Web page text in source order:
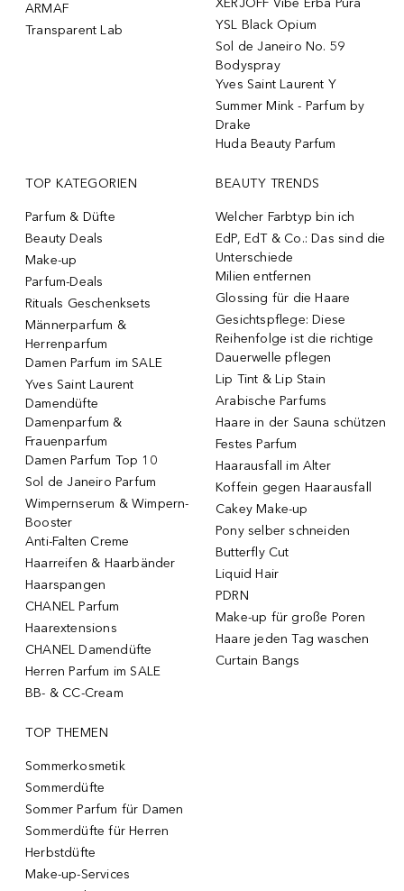
ARMAF
Transparent Lab
XERJOFF Vibe Erba Pura
YSL Black Opium
Sol de Janeiro No. 59
Bodyspray
Yves Saint Laurent Y
Summer Mink - Parfum by
Drake
Huda Beauty Parfum
TOP KATEGORIEN
Parfum & Düfte
Beauty Deals
Make-up
Parfum-Deals
Rituals Geschenksets
Männerparfum &
Herrenparfum
Damen Parfum im SALE
Yves Saint Laurent
Damendüfte
Damenparfum &
Frauenparfum
Damen Parfum Top 10
Sol de Janeiro Parfum
Wimpernserum & Wimpern-
Booster
Anti-Falten Creme
Haarreifen & Haarbänder
Haarspangen
CHANEL Parfum
Haarextensions
CHANEL Damendüfte
Herren Parfum im SALE
BB- & CC-Cream
BEAUTY TRENDS
Welcher Farbtyp bin ich
EdP, EdT & Co.: Das sind die
Unterschiede
Milien entfernen
Glossing für die Haare
Gesichtspflege: Diese
Reihenfolge ist die richtige
Dauerwelle pflegen
Lip Tint & Lip Stain
Arabische Parfums
Haare in der Sauna schützen
Festes Parfum
Haarausfall im Alter
Koffein gegen Haarausfall
Cakey Make-up
Pony selber schneiden
Butterfly Cut
Liquid Hair
PDRN
Make-up für große Poren
Haare jeden Tag waschen
Curtain Bangs
TOP THEMEN
Sommerkosmetik
Sommerdüfte
Sommer Parfum für Damen
Sommerdüfte für Herren
Herbstdüfte
Make-up-Services